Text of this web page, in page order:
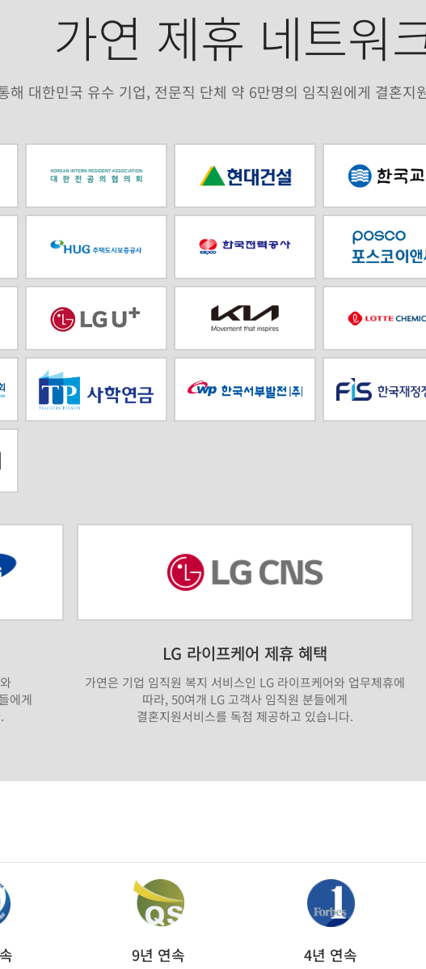
가연 제휴 네트워
해 대한민국 유수 기업, 전문직 단체 약 6만명의 임직원에게 결혼지
에게
LG 라이프케어 제휴 혜택
가연은 기업 임직원 복지 서비스인 LG 라이프케어와 업무제휴에
따라, 50여개 LG 고객사 임직원 분들에게
결혼지원서비스를 독점 제공하고 있습니다.
9년 연속 4년 연속